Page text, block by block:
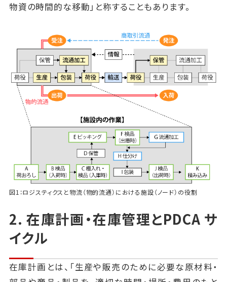
物資の時間的な移動」と称することもあります。
図1：ロジスティクスと物流（物的流通）における施設（ノード）の役割
2. 在庫計画・在庫管理とPDCA サ
イクル
在庫計画とは、「生産や販売のために必要な原材料・